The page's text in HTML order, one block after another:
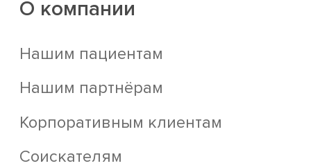
О компании
Нашим пациентам
Нашим партнёрам
Корпоративным клиентам
Соискателям